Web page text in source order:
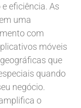
eficiência. As
uma
com
móveis
que
quando
negócio.
o